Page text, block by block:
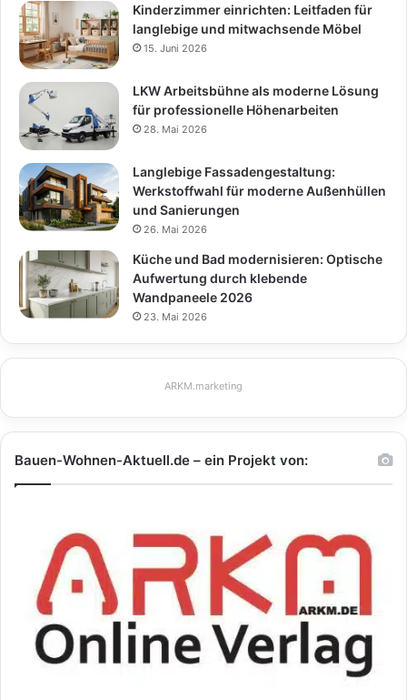
Kinderzimmer einrichten: Leitfaden für
langlebige und mitwachsende Möbel
15. Juni 2026
LKW Arbeitsbühne als moderne Lösung
für professionelle Höhenarbeiten
28. Mai 2026
Langlebige Fassadengestaltung:
Werkstoffwahl für moderne Außenhüllen
und Sanierungen
26. Mai 2026
Küche und Bad modernisieren: Optische
Aufwertung durch klebende
Wandpaneele 2026
23. Mai 2026
ARKM.marketing
Bauen-Wohnen-Aktuell.de – ein Projekt von: